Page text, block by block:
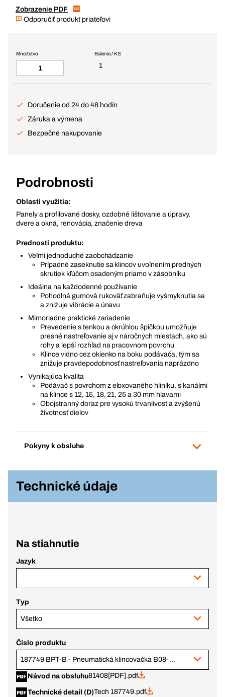
Zobrazenie PDF
Odporučiť produkt priateľovi
Balenie / KS
1
Množstvo
Doručenie od 24 do 48 hodín
Záruka a výmena
Bezpečné nakupovanie
Podrobnosti
Oblasti využitia:
Panely a profilované dosky, ozdobné lištovanie a úpravy,
dvere a okná, renovácia, značenie dreva
Prednosti produktu:
Veľmi jednoduché zaobchádzanie
Prípadné zaseknutie sa klincov uvoľnením predných
skrutiek kľúčom osadeným priamo v zásobníku
Ideálna na každodenné používanie
Pohodlná gumová rukoväť zabraňuje vyšmyknutia sa
a znižuje vibrácie a únavu
Mimoriadne praktické zariadenie
Prevedenie s tenkou a okrúhlou špičkou umožňuje
presné nastreľovanie aj v náročných miestach, ako sú
rohy a lepší rozhľad na pracovnom povrchu
Klince vidno cez okienko na boku podávača, tým sa
znižuje pravdepodobnosť nastreľovania naprázdno
Vynikajúca kvalita
Podávač s povrchom z eloxovaného hliníku, s kanálmi
na klince s 12, 15, 18, 21, 25 a 30 mm hlavami
Obojstranný doraz pre vysokú trvanlivosť a zvýšenú
životnosť dielov
Pokyny k obsluhe
Technické údaje
Na stiahnutie
Jazyk
Typ
Všetko
Číslo produktu
187749 BPT-B - Pneumatická klincovačka B08-12-30
Návod na obsluhu81408[PDF].pdf
Technické detail (D)Tech 187749.pdf